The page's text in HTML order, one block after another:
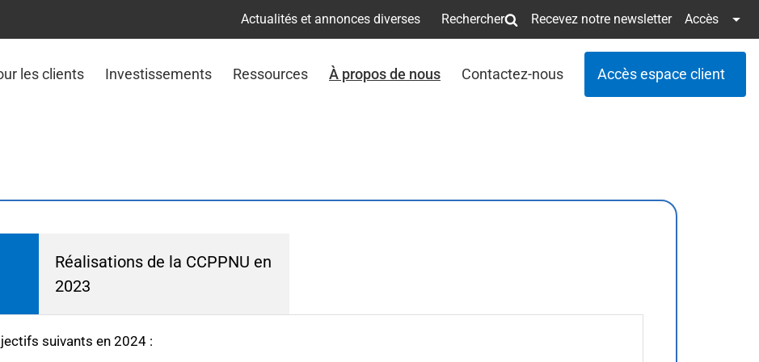
Actualités et annonces diverses Rechercher Recevez notre newsletter Accès
les clients Investissements Ressources À propos de nous Contactez-nous Accès espace client
Réalisations de la CCPPNU en
2023
suivants en 2024 :